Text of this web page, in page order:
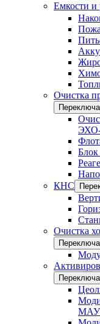
Емкости и
Очистка
КНС
Очистка